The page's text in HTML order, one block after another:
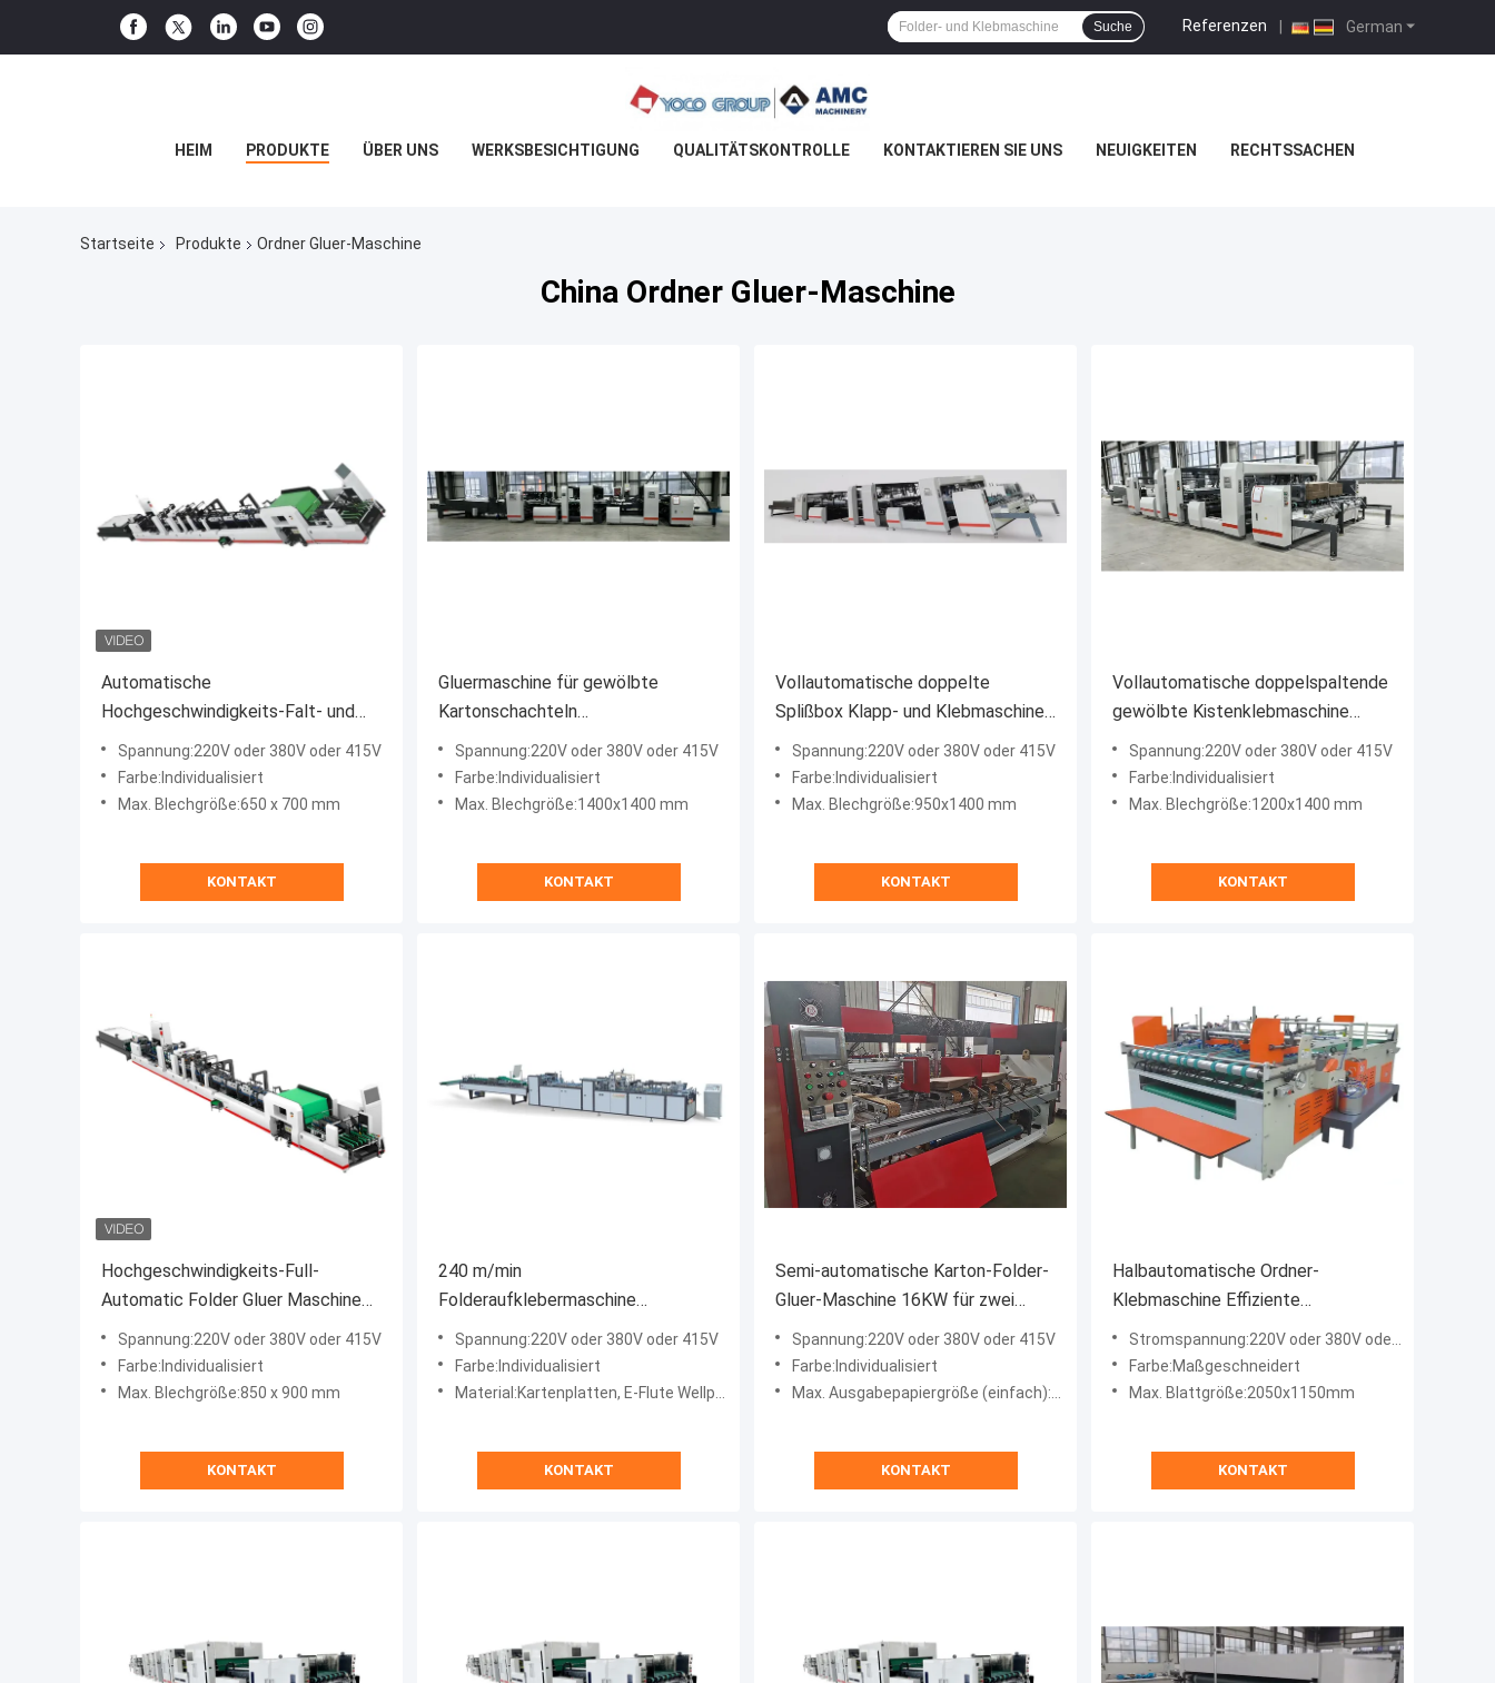
German
Referenzen |
Suche
HEIM PRODUKTE ÜBER UNS WERKSBESICHTIGUNG QUALITÄTSKONTROLLE KONTAKTIEREN SIE UNS NEUIGKEITEN RECHTSSACHEN
Startseite Produkte Ordner Gluer-Maschine
China Ordner Gluer-Maschine
Automatische
Hochgeschwindigkeits-Falt- und
Klebmaschine 220V / 380V / 415V
JH-650-J
Spannung:220V oder 380V oder 415V
Farbe:Individualisiert
Max. Blechgröße:650 x 700 mm
KONTAKT
Gluermaschine für gewölbte
Kartonschachteln
Vollautomatische Fallklebmaschine
45 kW JH-2800F-P
Spannung:220V oder 380V oder 415V
Farbe:Individualisiert
Max. Blechgröße:1400x1400 mm
KONTAKT
Vollautomatische doppelte
Splißbox Klapp- und Klebmaschine
45KW JH-2100F-P
Spannung:220V oder 380V oder 415V
Farbe:Individualisiert
Max. Blechgröße:950x1400 mm
KONTAKT
Vollautomatische doppelspaltende
gewölbte Kistenklebmaschine
45KW JH-2400F-P
Spannung:220V oder 380V oder 415V
Farbe:Individualisiert
Max. Blechgröße:1200x1400 mm
KONTAKT
Hochgeschwindigkeits-Full-
Automatic Folder Gluer Maschine
18,5KW 0 - 500m/min JH-850PC
Spannung:220V oder 380V oder 415V
Farbe:Individualisiert
Max. Blechgröße:850 x 900 mm
KONTAKT
240 m/min
Folderaufklebermaschine
Automatische
Verklemmungsmaschine
Spannung:220V oder 380V oder 415V
Farbe:Individualisiert
Material:Kartenplatten, E-Flute Wellpappe
KONTAKT
Semi-automatische Karton-Folder-
Gluer-Maschine 16KW für zwei
Stück Karton MH-3000Z
Spannung:220V oder 380V oder 415V
Farbe:Individualisiert
Max. Ausgabepapiergröße (einfach):1300*1300mm
KONTAKT
Halbautomatische Ordner-
Klebmaschine Effiziente
Kartonfalte- und Kleblösung
Stromspannung:220V oder 380V oder 415V
Farbe:Maßgeschneidert
Max. Blattgröße:2050x1150mm
KONTAKT